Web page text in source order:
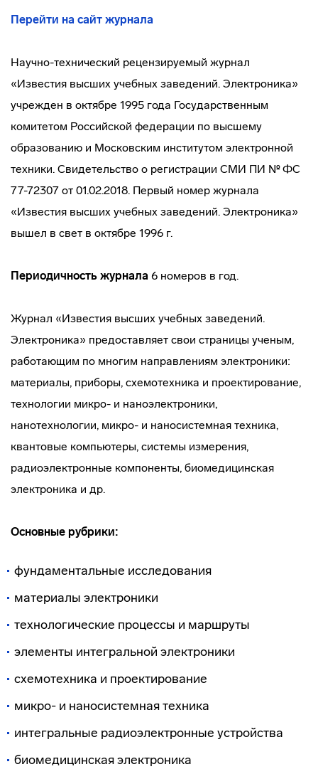
Перейти на сайт журнала
Научно-технический рецензируемый журнал
«Известия высших учебных заведений. Электроника»
учрежден в октябре 1995 года Государственным
комитетом Российской федерации по высшему
образованию и Московским институтом электронной
техники. Свидетельство о регистрации СМИ ПИ № ФС
77-72307 от 01.02.2018. Первый номер журнала
«Известия высших учебных заведений. Электроника»
вышел в свет в октябре 1996 г.
Периодичность журнала 6 номеров в год.
Журнал «Известия высших учебных заведений.
Электроника» предоставляет свои страницы ученым,
работающим по многим направлениям электроники:
материалы, приборы, схемотехника и проектирование,
технологии микро- и наноэлектроники,
нанотехнологии, микро- и наносистемная техника,
квантовые компьютеры, системы измерения,
радиоэлектронные компоненты, биомедицинская
электроника и др.
Основные рубрики:
фундаментальные исследования
материалы электроники
технологические процессы и маршруты
элементы интегральной электроники
схемотехника и проектирование
микро- и наносистемная техника
интегральные радиоэлектронные устройства
биомедицинская электроника